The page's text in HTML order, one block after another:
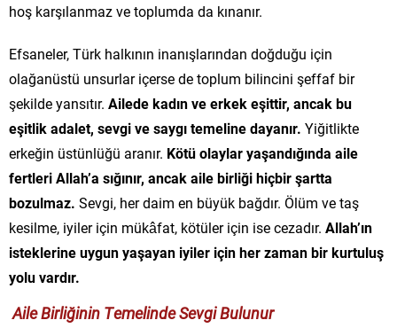
hoş karşılanmaz ve toplumda da kınanır.
Efsaneler, Türk halkının inanışlarından doğduğu için
olağanüstü unsurlar içerse de toplum bilincini şeffaf bir
şekilde yansıtır. Ailede kadın ve erkek eşittir, ancak bu
eşitlik adalet, sevgi ve saygı temeline dayanır. Yiğitlikte
erkeğin üstünlüğü aranır. Kötü olaylar yaşandığında aile
fertleri Allah’a sığınır, ancak aile birliği hiçbir şartta
bozulmaz. Sevgi, her daim en büyük bağdır. Ölüm ve taş
kesilme, iyiler için mükâfat, kötüler için ise cezadır. Allah’ın
isteklerine uygun yaşayan iyiler için her zaman bir kurtuluş
yolu vardır.
Aile Birliğinin Temelinde Sevgi Bulunur